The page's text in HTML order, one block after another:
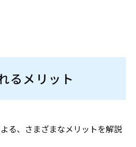
るメリット
る、さまざまなメリットを解説